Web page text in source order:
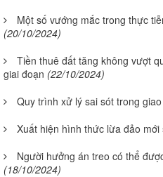
Một số vướng mắc trong thực
(20/10/2024)
Tiền thuê đất tăng không vượt
giai đoạn (22/10/2024)
Quy trình xử lý sai sót trong
Xuất hiện hình thức lừa đảo mới
Người hưởng án treo có thể
(18/10/2024)